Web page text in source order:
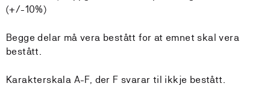
(+/-10%)
Begge delar må vera bestått for at emnet skal vera
bestått.
Karakterskala A-F, der F svarar til ikkje bestått.